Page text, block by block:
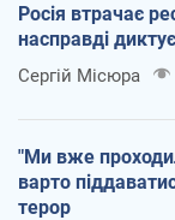
Росія втрачає
насправді
Сергій Місюра
"Ми вже
варто
терор